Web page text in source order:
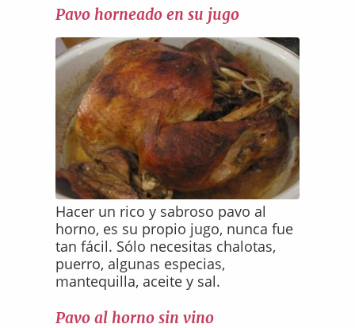
Pavo horneado en su jugo
Hacer un rico y sabroso pavo al
horno, es su propio jugo, nunca fue
tan fácil. Sólo necesitas chalotas,
puerro, algunas especias,
mantequilla, aceite y sal.
Pavo al horno sin vino